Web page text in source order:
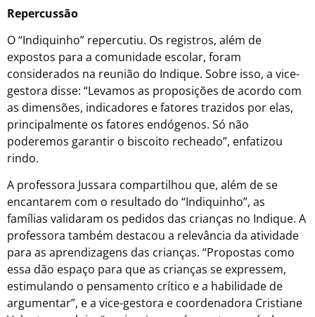
Repercussão
O “Indiquinho” repercutiu. Os registros, além de
expostos para a comunidade escolar, foram
considerados na reunião do Indique. Sobre isso, a vice-
gestora disse: “Levamos as proposições de acordo com
as dimensões, indicadores e fatores trazidos por elas,
principalmente os fatores endógenos. Só não
poderemos garantir o biscoito recheado”, enfatizou
rindo.
A professora Jussara compartilhou que, além de se
encantarem com o resultado do “Indiquinho”, as
famílias validaram os pedidos das crianças no Indique. A
professora também destacou a relevância da atividade
para as aprendizagens das crianças. “Propostas como
essa dão espaço para que as crianças se expressem,
estimulando o pensamento crítico e a habilidade de
argumentar”, e a vice-gestora e coordenadora Cristiane